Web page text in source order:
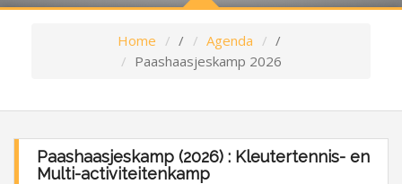
Home / Agenda
/
Paashaasjeskamp 2026
Paashaasjeskamp (2026) : Kleutertennis- en
Multi-activiteitenkamp